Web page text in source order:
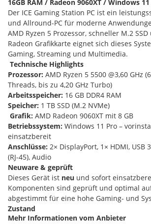
16GB RAM / Radeon 9060XT / Windows
Der ICE Gaming Station PC ist ein
und Allround-PC für moderne
AMD Ryzen 5 Prozessor, schneller M.2
Radeon Grafikkarte eignet sich dieses
Gaming, Streaming und Multimedia.
Technische Highlights
Prozessor: AMD Ryzen 5 5500 @3,60 GHz
Threads, bis zu 4,20 GHz Turbo)
Arbeitsspeicher: 16 GB DDR4 RAM
Speicher: 1 TB SSD (M.2 NVMe)
Grafik: AMD Radeon 9060XT mit 8 GB
Betriebssystem: Windows 11 Pro –
einsatzbereit
Anschlüsse: 2× DisplayPort, 1× HDMI, USB
(RJ-45), Audio
Neuware & geprüft
Dieses Gerät ist neu und sofort
Komponenten sind geprüft und optimal
abgestimmt für eine hohe Gaming- und
Zustand
Neu
Mehr Informationen vom Anbieter